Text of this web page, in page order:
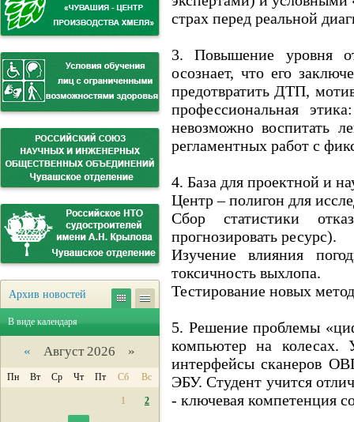
Архив новостей
В виде календаря
« Август 2026 »
Пн Вт Ср Чт Пт Сб Вс
1 2
страх перед реальной
3. Повышение уровня
осознает, что его
предотвратить ДТП,
профессиональная
невозможно воспитать
регламентных работ с
4. База для проектной и
Центр – полигон для
Сбор статистики
прогнозировать ресурс).
Изучение влияния
токсичность выхлопа.
Тестирование новых
5. Решение проблемы
компьютер на колесах.
интерфейсы сканеров
ЭБУ. Студент учится
- ключевая компетенция